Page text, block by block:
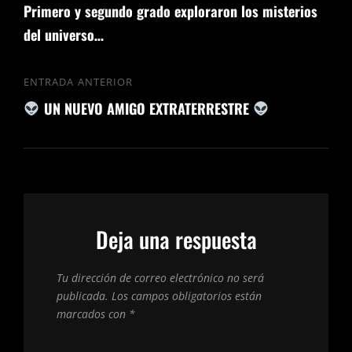
ENTRADA ANTERIOR
UN NUEVO AMIGO EXTRATERRESTRE
Primero y segundo grado exploraron los misterios
del universo…
Deja una respuesta
Tu dirección de correo electrónico no será
publicada. Los campos obligatorios están
marcados con *